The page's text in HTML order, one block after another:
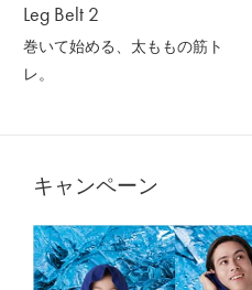
Leg Belt 2
巻いて始める、太ももの筋ト
レ。
キャンペーン